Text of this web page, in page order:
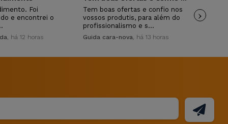
Foi
e encontrei o
, há 12 horas
Tem boas ofertas e confio nos
vossos produtis, para além do
profissionalismo e s…
Guida cara-nova, há 13 horas
›